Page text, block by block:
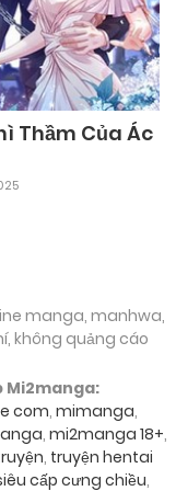
Thầm Của Ác
manga, manhwa,
không quảng cáo
Mi2manga:
com, mimanga,
, mi2manga 18+,
, truyện hentai
cấp cưng chiều,